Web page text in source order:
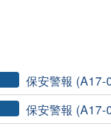
保安警報 (A17-
保安警報 (A17-